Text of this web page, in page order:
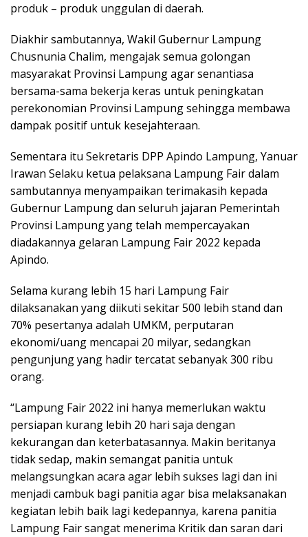
produk – produk unggulan di daerah.
Diakhir sambutannya, Wakil Gubernur Lampung
Chusnunia Chalim, mengajak semua golongan
masyarakat Provinsi Lampung agar senantiasa
bersama-sama bekerja keras untuk peningkatan
perekonomian Provinsi Lampung sehingga membawa
dampak positif untuk kesejahteraan.
Sementara itu Sekretaris DPP Apindo Lampung, Yanuar
Irawan Selaku ketua pelaksana Lampung Fair dalam
sambutannya menyampaikan terimakasih kepada
Gubernur Lampung dan seluruh jajaran Pemerintah
Provinsi Lampung yang telah mempercayakan
diadakannya gelaran Lampung Fair 2022 kepada
Apindo.
Selama kurang lebih 15 hari Lampung Fair
dilaksanakan yang diikuti sekitar 500 lebih stand dan
70% pesertanya adalah UMKM, perputaran
ekonomi/uang mencapai 20 milyar, sedangkan
pengunjung yang hadir tercatat sebanyak 300 ribu
orang.
“Lampung Fair 2022 ini hanya memerlukan waktu
persiapan kurang lebih 20 hari saja dengan
kekurangan dan keterbatasannya. Makin beritanya
tidak sedap, makin semangat panitia untuk
melangsungkan acara agar lebih sukses lagi dan ini
menjadi cambuk bagi panitia agar bisa melaksanakan
kegiatan lebih baik lagi kedepannya, karena panitia
Lampung Fair sangat menerima Kritik dan saran dari